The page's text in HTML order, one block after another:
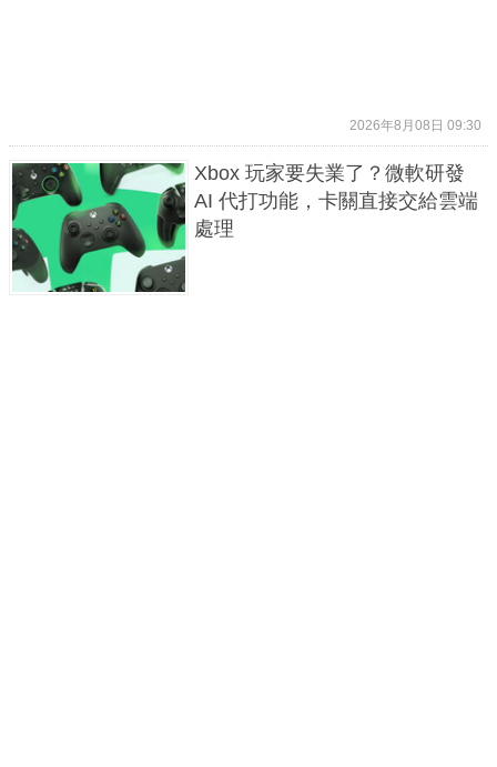
2026年8月08日 09:30
Xbox 玩家要失業了？微軟研發
AI 代打功能，卡關直接交給雲端
處理